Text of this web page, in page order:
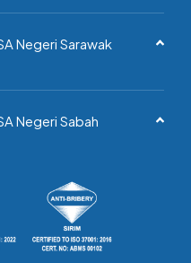
Negeri Sarawak
Negeri Sabah